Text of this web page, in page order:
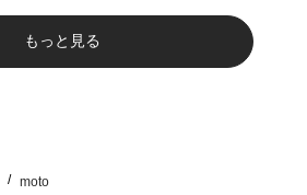
もっと見る
moto